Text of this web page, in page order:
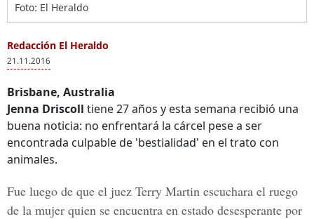
Foto: El Heraldo
Redacción El Heraldo
21.11.2016
Brisbane, Australia
Jenna Driscoll tiene 27 años y esta semana recibió una
buena noticia: no enfrentará la cárcel pese a ser
encontrada culpable de 'bestialidad' en el trato con
animales.
Fue luego de que el juez Terry Martin escuchara el ruego
de la mujer quien se encuentra en estado desesperante por